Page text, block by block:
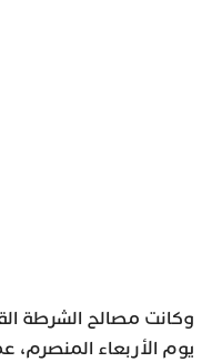
وكانت مصالح الشرطة
يوم الأربعاء